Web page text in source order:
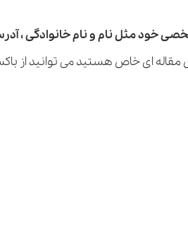
خود مثل نام و نام خانوادگی ،
مقاله ای خاص هستید می توانید از